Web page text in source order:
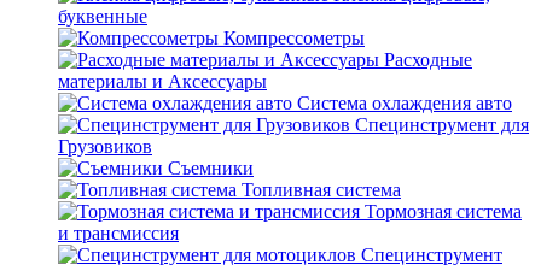
буквенные
Компрессометры
Расходные
материалы и Аксессуары
Система охлаждения авто
Специнструмент для
Грузовиков
Съемники
Топливная система
Тормозная система
и трансмиссия
Специнструмент